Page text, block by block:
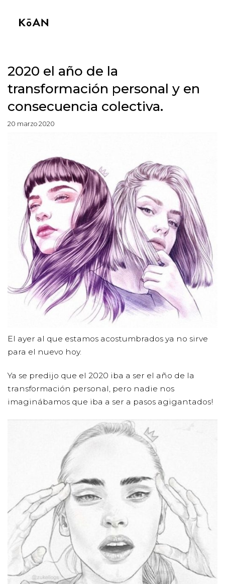
2020 el año de la
transformación personal y en
consecuencia colectiva.
20 marzo 2020
El ayer al que estamos acostumbrados ya no sirve
para el nuevo hoy.
Ya se predijo que el 2020 iba a ser el año de la
transformación personal, pero nadie nos
imaginábamos que iba a ser a pasos agigantados!